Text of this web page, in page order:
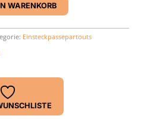
WARENKORB
Einsteckpassepartouts